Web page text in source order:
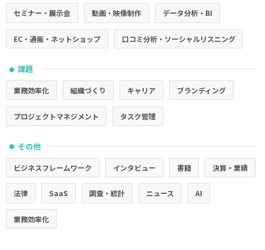
セミナー・展示会 動画・映像制作 データ分析・BI
EC・通販・ネットショップ 口コミ分析・ソーシャルリスニング
● 課題
業務効率化 組織づくり キャリア ブランディング
プロジェクトマネジメント タスク管理
● その他
ビジネスフレームワーク インタビュー 書籍 決算・業績
法律 SaaS 調査・統計 ニュース AI
業務効率化